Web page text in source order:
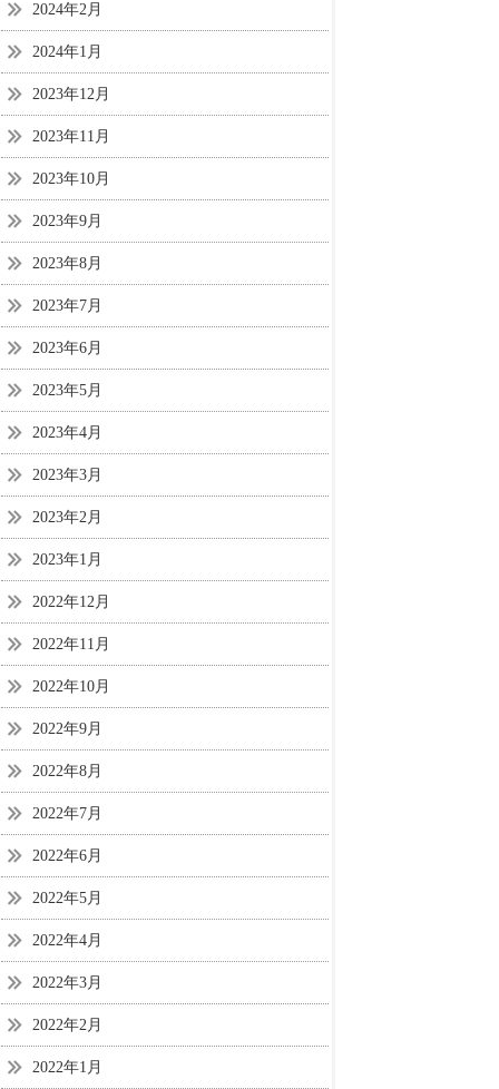
2024年2月
2024年1月
2023年12月
2023年11月
2023年10月
2023年9月
2023年8月
2023年7月
2023年6月
2023年5月
2023年4月
2023年3月
2023年2月
2023年1月
2022年12月
2022年11月
2022年10月
2022年9月
2022年8月
2022年7月
2022年6月
2022年5月
2022年4月
2022年3月
2022年2月
2022年1月